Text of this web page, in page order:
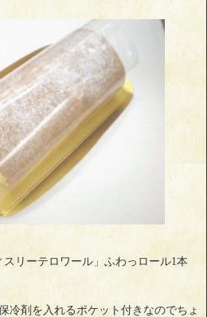
リーテロワール」ふわっロール1本
冷剤を入れるポケット付きなのでちょ